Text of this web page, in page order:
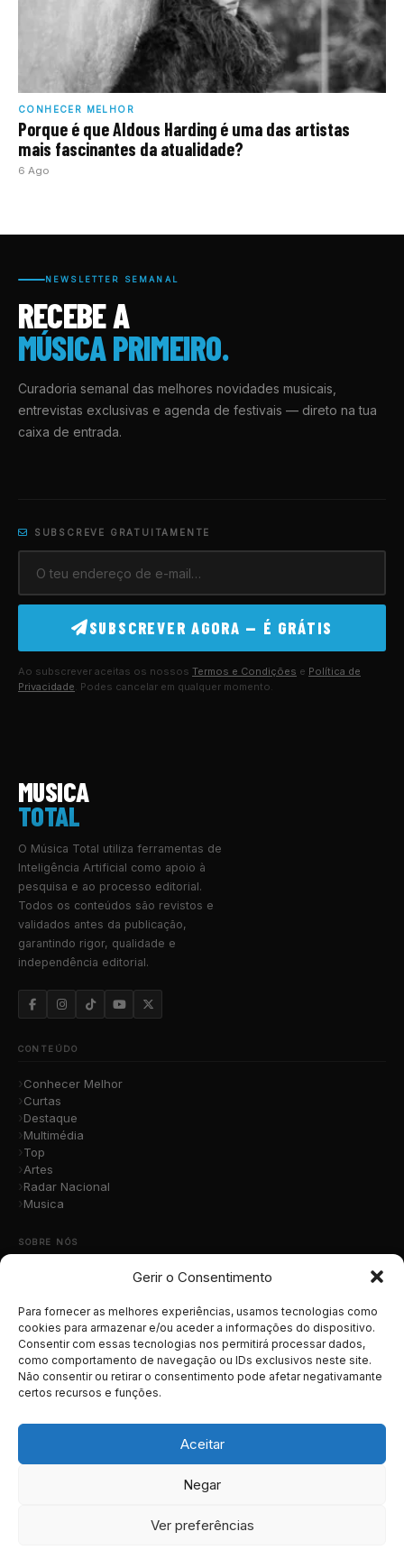
Gerir o Consentimento
Para fornecer as melhores experiências, usamos tecnologias como
cookies para armazenar e/ou aceder a informações do dispositivo.
Consentir com essas tecnologias nos permitirá processar dados,
como comportamento de navegação ou IDs exclusivos neste site.
Não consentir ou retirar o consentimento pode afetar negativamante
certos recursos e funções.
Aceitar
Negar
Ver preferências
CONHECER MELHOR
Porque é que Aldous Harding é uma das artistas
mais fascinantes da atualidade?
6 Ago
NEWSLETTER SEMANAL
RECEBE A
MÚSICA PRIMEIRO.
Curadoria semanal das melhores novidades musicais,
entrevistas exclusivas e agenda de festivais — direto na tua
caixa de entrada.
SUBSCREVE GRATUITAMENTE
SUBSCREVER AGORA — É GRÁTIS
Ao subscrever aceitas os nossos Termos e Condições e Política de
Privacidade. Podes cancelar em qualquer momento.
MUSICA
TOTAL
O Música Total utiliza ferramentas de
Inteligência Artificial como apoio à
pesquisa e ao processo editorial.
Todos os conteúdos são revistos e
validados antes da publicação,
garantindo rigor, qualidade e
independência editorial.
CONTEÚDO
Conhecer Melhor
Curtas
Destaque
Multimédia
Top
Artes
Radar Nacional
Musica
SOBRE NÓS
Contacto
Submete a Tua Música
Publicidade
Apoiar o Projeto